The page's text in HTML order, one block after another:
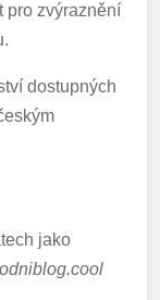
pro zvýraznění
dostupných
jako